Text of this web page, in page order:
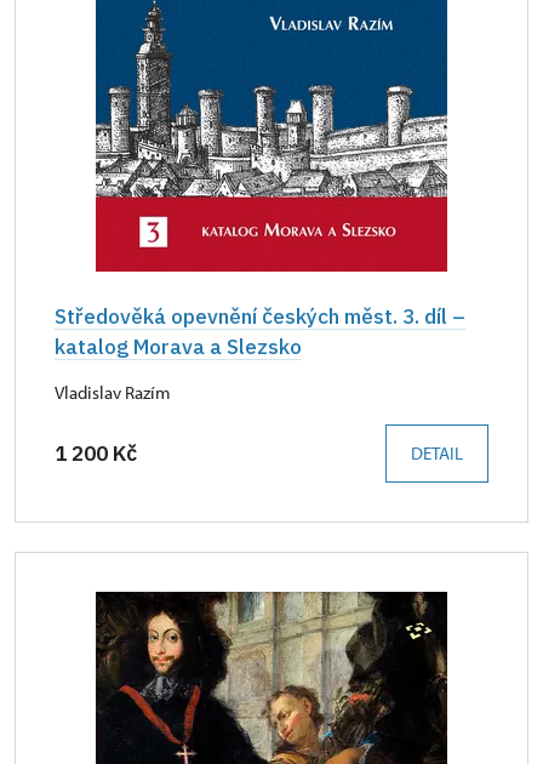
Středověká opevnění českých měst. 3. díl –
katalog Morava a Slezsko
Vladislav Razím
1 200 Kč DETAIL